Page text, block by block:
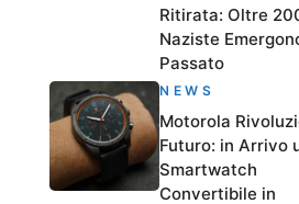
Ritirata: Oltre
Naziste
Passato
NEWS
Motorola
Futuro: in Arrivo
Smartwatch
Convertibile in